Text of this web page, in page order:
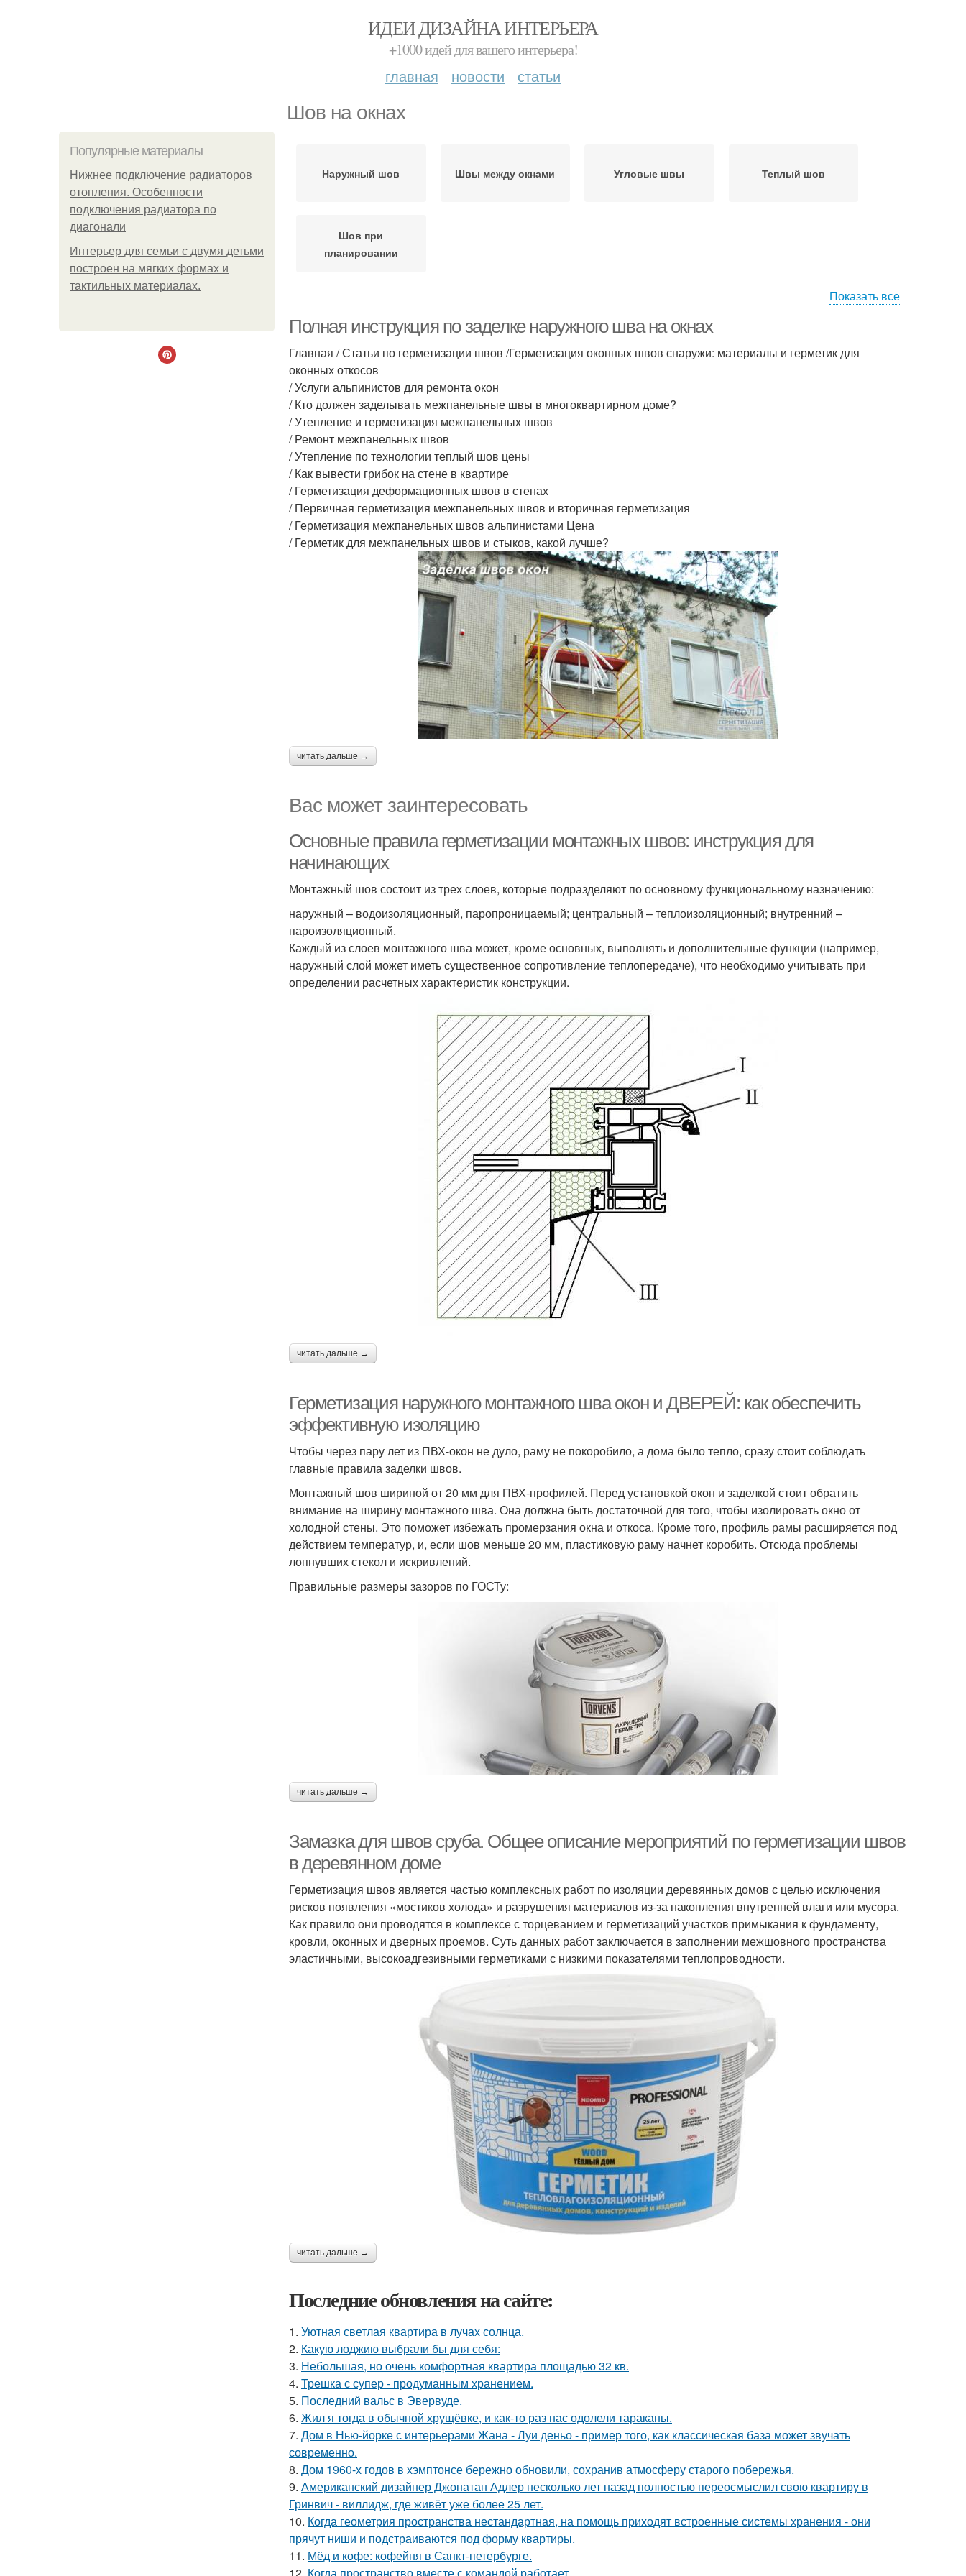
ИДЕИ ДИЗАЙНА ИНТЕРЬЕРА
+1000 идей для вашего интерьера!
главная новости статьи
Шов на окнах
Популярные материалы
Нижнее подключение радиаторов
отопления. Особенности
подключения радиатора по
диагонали
Интерьер для семьи с двумя детьми
построен на мягких формах и
тактильных материалах.
Наружный шов Швы между окнами Угловые швы Теплый шов
Шов при
планировании
Показать все
Полная инструкция по заделке наружного шва на окнах
Главная / Статьи по герметизации швов /Герметизация оконных швов снаружи: материалы и герметик для
оконных откосов
/ Услуги альпинистов для ремонта окон
/ Кто должен заделывать межпанельные швы в многоквартирном доме?
/ Утепление и герметизация межпанельных швов
/ Ремонт межпанельных швов
/ Утепление по технологии теплый шов цены
/ Как вывести грибок на стене в квартире
/ Герметизация деформационных швов в стенах
/ Первичная герметизация межпанельных швов и вторичная герметизация
/ Герметизация межпанельных швов альпинистами Цена
/ Герметик для межпанельных швов и стыков, какой лучше?
читать дальше →
Вас может заинтересовать
Основные правила герметизации монтажных швов: инструкция для
начинающих
Монтажный шов состоит из трех слоев, которые подразделяют по основному функциональному назначению:
наружный – водоизоляционный, паропроницаемый; центральный – теплоизоляционный; внутренний –
пароизоляционный.
Каждый из слоев монтажного шва может, кроме основных, выполнять и дополнительные функции (например,
наружный слой может иметь существенное сопротивление теплопередаче), что необходимо учитывать при
определении расчетных характеристик конструкции.
читать дальше →
Герметизация наружного монтажного шва окон и ДВЕРЕЙ: как обеспечить
эффективную изоляцию
Чтобы через пару лет из ПВХ-окон не дуло, раму не покоробило, а дома было тепло, сразу стоит соблюдать
главные правила заделки швов.
Монтажный шов шириной от 20 мм для ПВХ-профилей. Перед установкой окон и заделкой стоит обратить
внимание на ширину монтажного шва. Она должна быть достаточной для того, чтобы изолировать окно от
холодной стены. Это поможет избежать промерзания окна и откоса. Кроме того, профиль рамы расширяется под
действием температур, и, если шов меньше 20 мм, пластиковую раму начнет коробить. Отсюда проблемы
лопнувших стекол и искривлений.
Правильные размеры зазоров по ГОСТу:
читать дальше →
Замазка для швов сруба. Общее описание мероприятий по герметизации швов
в деревянном доме
Герметизация швов является частью комплексных работ по изоляции деревянных домов с целью исключения
рисков появления «мостиков холода» и разрушения материалов из-за накопления внутренней влаги или мусора.
Как правило они проводятся в комплексе с торцеванием и герметизаций участков примыкания к фундаменту,
кровли, оконных и дверных проемов. Суть данных работ заключается в заполнении межшовного пространства
эластичными, высокоадгезивными герметиками с низкими показателями теплопроводности.
читать дальше →
Последние обновления на сайте:
1. Уютная светлая квартира в лучах солнца.
2. Какую лоджию выбрали бы для себя:
3. Небольшая, но очень комфортная квартира площадью 32 кв.
4. Трешка с супер - продуманным хранением.
5. Последний вальс в Эвервуде.
6. Жил я тогда в обычной хрущёвке, и как-то раз нас одолели тараканы.
7. Дом в Нью-йорке с интерьерами Жана - Луи деньо - пример того, как классическая база может звучать
современно.
8. Дом 1960-х годов в хэмптонсе бережно обновили, сохранив атмосферу старого побережья.
9. Американский дизайнер Джонатан Адлер несколько лет назад полностью переосмыслил свою квартиру в
Гринвич - виллидж, где живёт уже более 25 лет.
10. Когда геометрия пространства нестандартная, на помощь приходят встроенные системы хранения - они
прячут ниши и подстраиваются под форму квартиры.
11. Мёд и кофе: кофейня в Санкт-петербурге.